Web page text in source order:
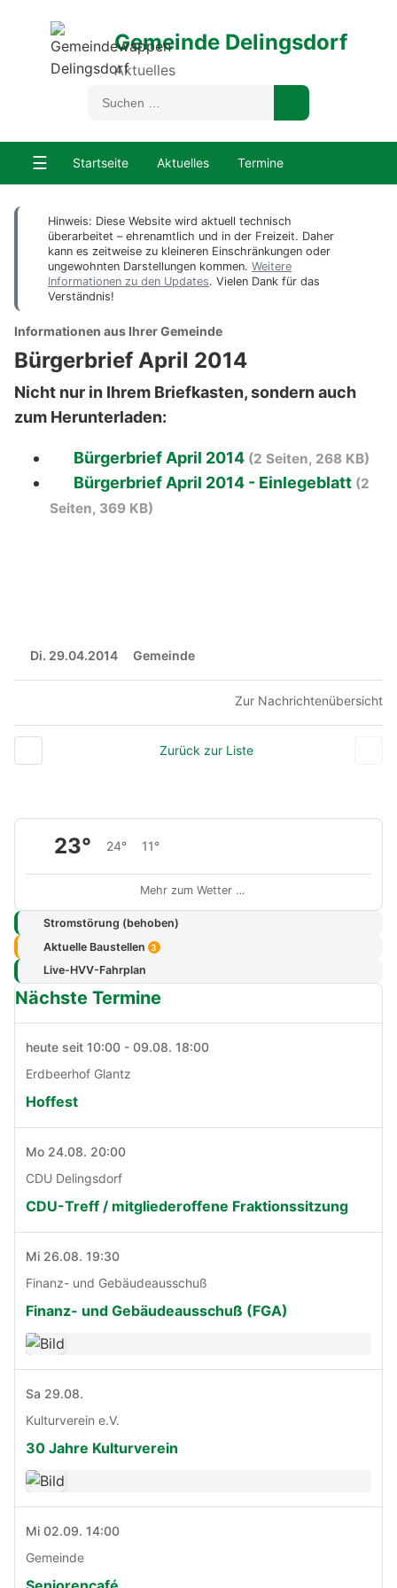
Gemeinde Delingsdorf
Aktuelles
☰ Startseite Aktuelles Termine
Hinweis: Diese Website wird aktuell technisch
überarbeitet – ehrenamtlich und in der Freizeit. Daher
kann es zeitweise zu kleineren Einschränkungen oder
ungewohnten Darstellungen kommen. Weitere
Informationen zu den Updates. Vielen Dank für das
Verständnis!
Informationen aus Ihrer Gemeinde
Bürgerbrief April 2014
Nicht nur in Ihrem Briefkasten, sondern auch
zum Herunterladen:
Bürgerbrief April 2014 (2 Seiten, 268 KB)
Bürgerbrief April 2014 - Einlegeblatt (2
Seiten, 369 KB)
Di. 29.04.2014 Gemeinde
Zur Nachrichtenübersicht
Zurück zur Liste
23° 24° 11°
Mehr zum Wetter …
Stromstörung (behoben)
Aktuelle Baustellen 3
Live-HVV-Fahrplan
Nächste Termine
heute seit 10:00 - 09.08. 18:00
Erdbeerhof Glantz
Hoffest
Mo 24.08. 20:00
CDU Delingsdorf
CDU-Treff / mitgliederoffene Fraktionssitzung
Mi 26.08. 19:30
Finanz- und Gebäudeausschuß
Finanz- und Gebäudeausschuß (FGA)
Sa 29.08.
Kulturverein e.V.
30 Jahre Kulturverein
Mi 02.09. 14:00
Gemeinde